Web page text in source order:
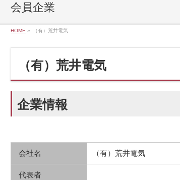
会員企業
HOME » （有）荒井電気
（有）荒井電気
企業情報
会社名 （有）荒井電気
代表者